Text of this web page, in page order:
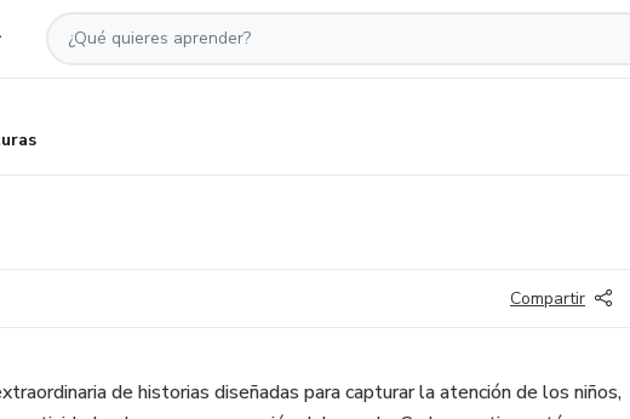
Compartir
de historias diseñadas para capturar la atención de los niños,